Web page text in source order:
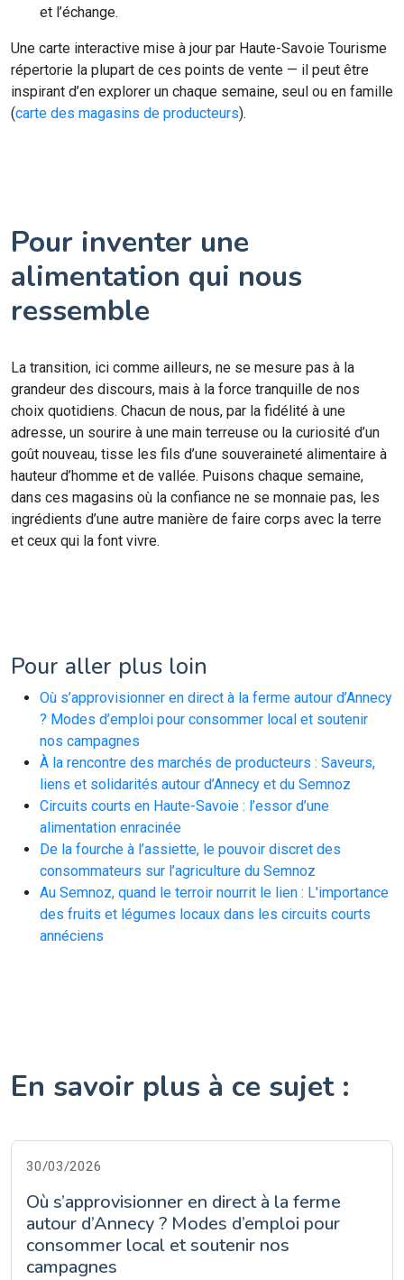
et l’échange.
Une carte interactive mise à jour par Haute-Savoie Tourisme
répertorie la plupart de ces points de vente — il peut être
inspirant d’en explorer un chaque semaine, seul ou en famille
(carte des magasins de producteurs).
Pour inventer une
alimentation qui nous
ressemble
La transition, ici comme ailleurs, ne se mesure pas à la
grandeur des discours, mais à la force tranquille de nos
choix quotidiens. Chacun de nous, par la fidélité à une
adresse, un sourire à une main terreuse ou la curiosité d’un
goût nouveau, tisse les fils d’une souveraineté alimentaire à
hauteur d’homme et de vallée. Puisons chaque semaine,
dans ces magasins où la confiance ne se monnaie pas, les
ingrédients d’une autre manière de faire corps avec la terre
et ceux qui la font vivre.
Pour aller plus loin
Où s’approvisionner en direct à la ferme autour d’Annecy
? Modes d’emploi pour consommer local et soutenir
nos campagnes
À la rencontre des marchés de producteurs : Saveurs,
liens et solidarités autour d’Annecy et du Semnoz
Circuits courts en Haute-Savoie : l’essor d’une
alimentation enracinée
De la fourche à l’assiette, le pouvoir discret des
consommateurs sur l’agriculture du Semnoz
Au Semnoz, quand le terroir nourrit le lien : L'importance
des fruits et légumes locaux dans les circuits courts
annéciens
En savoir plus à ce sujet :
30/03/2026
Où s’approvisionner en direct à la ferme
autour d’Annecy ? Modes d’emploi pour
consommer local et soutenir nos
campagnes